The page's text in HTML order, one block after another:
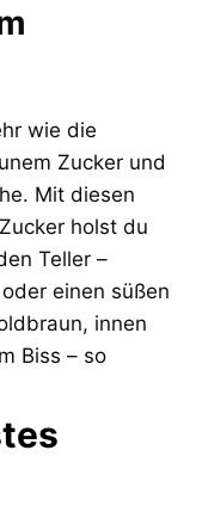
wie die
Zucker und
Mit diesen
holst du
Teller –
einen süßen
innen
Biss – so